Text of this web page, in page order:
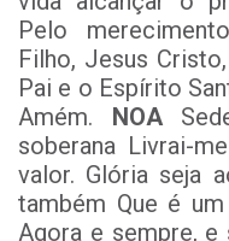
Pelo
Filho, Jesus
Pai e o Espírito
Amém. NOA
soberana Livrai-
valor. Glória seja
também Que é
Agora e sempre, e